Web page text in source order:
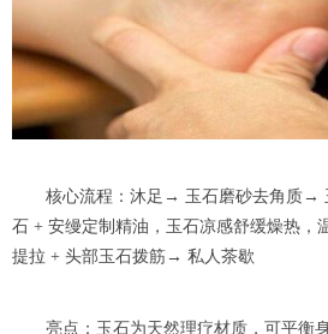
核心流程：沐足→ 玉石磨砂去角质→
石 + 安缦定制精油，玉石凉感舒缓燥热
提拉 + 头部玉石拨筋→ 私人茶歇
亮点：玉石为天然理疗材质，可平衡